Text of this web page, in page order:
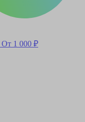
От 1 000 ₽